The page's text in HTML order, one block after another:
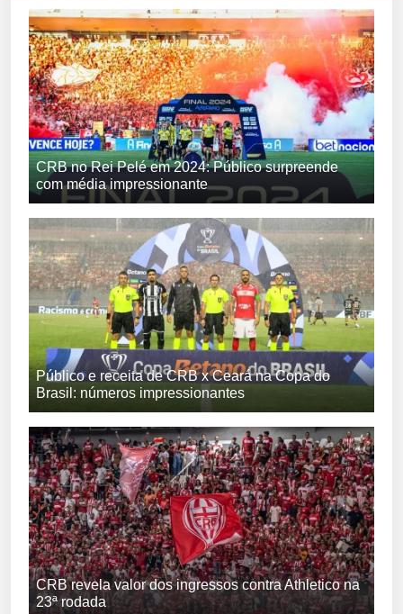
CRB no Rei Pelé em 2024: Público surpreende
com média impressionante
Público e receita de CRB x Ceará na Copa do
Brasil: números impressionantes
CRB revela valor dos ingressos contra Athletico na
23ª rodada